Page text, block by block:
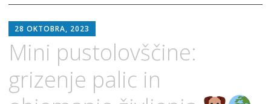
to
content
28 OKTOBRA, 2023
Mini pustolovščine:
grizenje palic in